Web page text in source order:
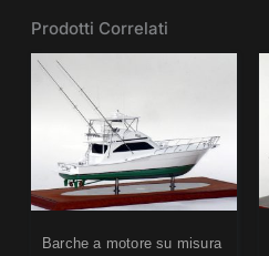
Prodotti Correlati
Barche a motore su misura